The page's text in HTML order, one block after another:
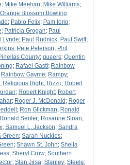
; Mike Meehan; Mike Williams;
Orange Blossom Bowling
; Pablo Felix; Pam Iorio;
; Patricia Grogan; Paul
Lynde; Paul Rudnick; Paul Swift;
; Pete Peterson; Phil
County; queers; Quentin
; Rafael Gasti; Rainbow
Rainbow Gayme; Rampy;
; Religious Right; Rizzo; Robert
; Robert Knight; Robert
; Roger J. McDonald ; Roger
; Ron Glickman; Ronald
Ronald Senter; Rosanne Sloan;
; Samuel L. Jackson; Sandra
Green; Sarah Nuckles;
; Shawn St. John; Sheila
; Sheryl Crow; Southern
; Stan Jirsa; Stanley; Steele;